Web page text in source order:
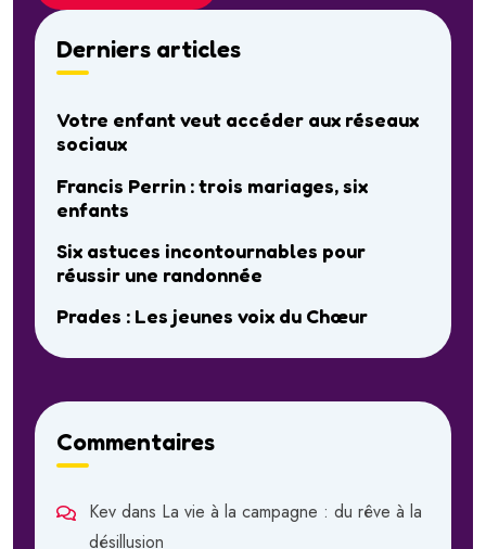
Derniers articles
Votre enfant veut accéder aux réseaux
sociaux
Francis Perrin : trois mariages, six
enfants
Six astuces incontournables pour
réussir une randonnée
Prades : Les jeunes voix du Chœur
Commentaires
Kev dans La vie à la campagne : du rêve à la
désillusion